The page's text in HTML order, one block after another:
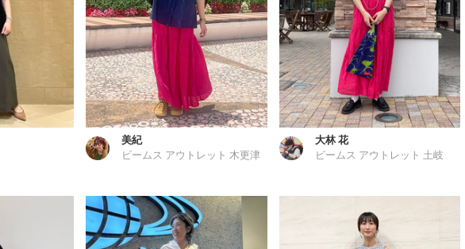
美紀
ビームス アウトレット 木更津
大林 花
ビームス アウトレット 土岐